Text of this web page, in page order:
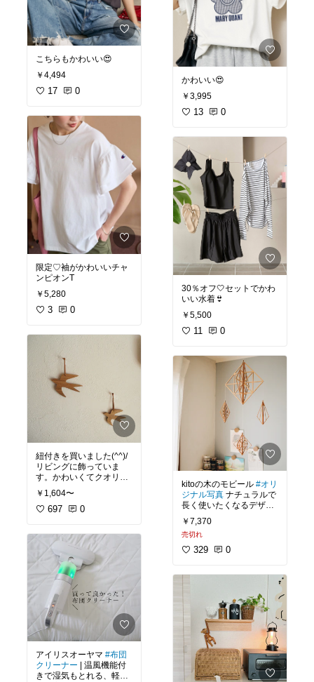
こちらもかわいい😍
￥4,494
17 0
限定♡袖がかわいいチャ
ンピオンT
￥5,280
3 0
紐付きを買いました(^^)/
リビングに飾っていま
す。かわいくてクオリテ
紐付きをマスキングテー
も選べます。
#とり#オリジナル写
#愛用品 #北欧インテリ
#北欧
￥1,604〜
697 0
アイリスオーヤマ #布団
クリーナー | 温風機能付
きで湿気もとれる、軽
かわいい😍
￥3,995
13 0
30％オフ🤍セットでかわ
いい水着👙
￥5,500
11 0
kitoの木のモビール #オリ
ジナル写真 ナチュラルで
長く使いたくなるデザイ
ン♡リビングに飾ってま
す☺️癒されます❣️
かるいから画鋲でとめて
#インテリア
￥7,370
売切れ
329 0